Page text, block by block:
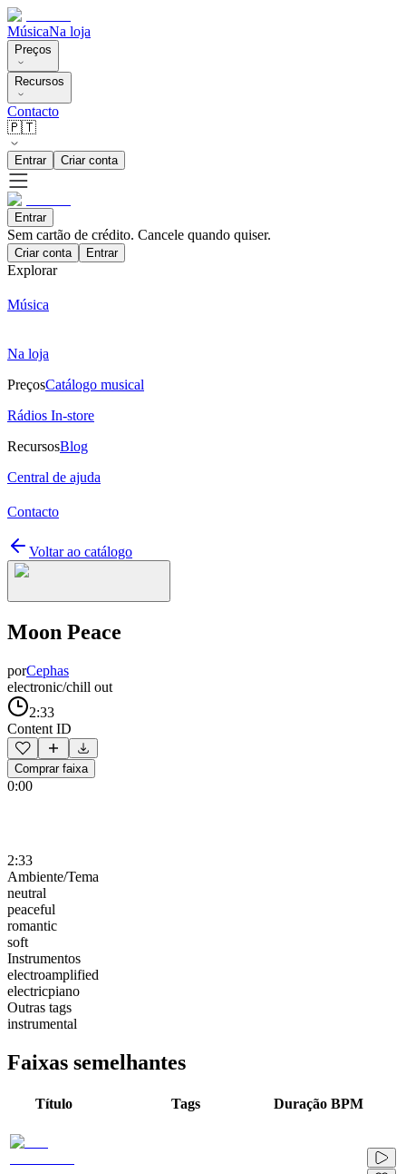
MúsicaNa loja
Preços
Recursos
Contacto
🇵🇹
Entrar Criar conta
Entrar
Sem cartão de crédito. Cancele quando quiser.
Criar conta Entrar
Explorar
Música
Na loja
PreçosCatálogo musical
Rádios In-store
RecursosBlog
Central de ajuda
Contacto
Voltar ao catálogo
Moon Peace
porCephas
electronic/chill out
2:33
Content ID
Comprar faixa
0:00
2:33
Ambiente/Tema
neutral
peaceful
romantic
soft
Instrumentos
electroamplified
electricpiano
Outras tags
instrumental
Faixas semelhantes
Título Tags Duração BPM